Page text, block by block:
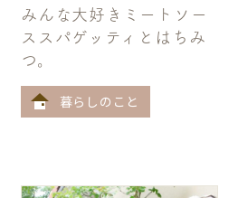
みんな大好きミートソー
ススパゲッティとはちみ
つ。
暮らしのこと